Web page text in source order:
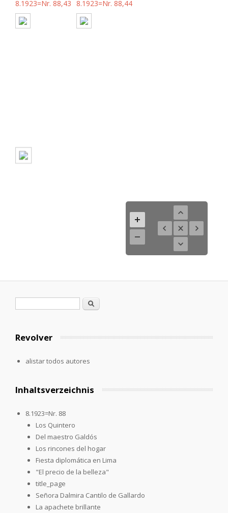
8.1923=Nr. 88,43 8.1923=Nr. 88,44
Formulario de búsqueda
Buscar
Revolver
alistar todos autores
Inhaltsverzeichnis
8.1923=Nr. 88
Los Quintero
Del maestro Galdós
Los rincones del hogar
Fiesta diplomática en Lima
"El precio de la belleza"
title_page
Señora Dalmira Cantilo de Gallardo
La apachete brillante